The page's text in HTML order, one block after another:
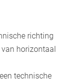
richting
horizontaal
technische